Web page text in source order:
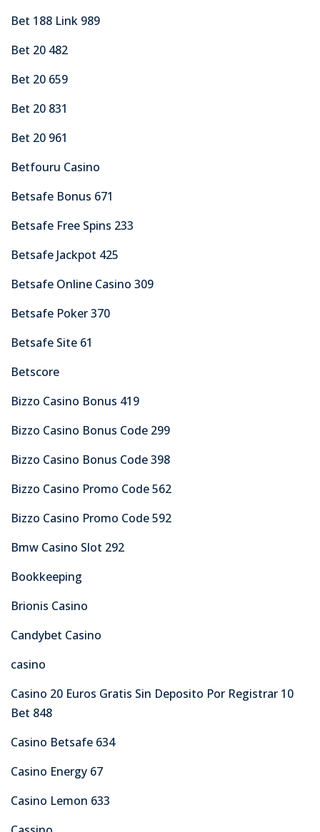
Bet 188 Link 989
Bet 20 482
Bet 20 659
Bet 20 831
Bet 20 961
Betfouru Casino
Betsafe Bonus 671
Betsafe Free Spins 233
Betsafe Jackpot 425
Betsafe Online Casino 309
Betsafe Poker 370
Betsafe Site 61
Betscore
Bizzo Casino Bonus 419
Bizzo Casino Bonus Code 299
Bizzo Casino Bonus Code 398
Bizzo Casino Promo Code 562
Bizzo Casino Promo Code 592
Bmw Casino Slot 292
Bookkeeping
Brionis Casino
Candybet Casino
casino
Casino 20 Euros Gratis Sin Deposito Por Registrar 10
Bet 848
Casino Betsafe 634
Casino Energy 67
Casino Lemon 633